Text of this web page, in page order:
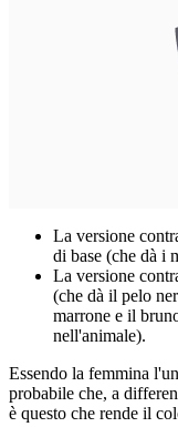
La versione
di base (che dà i
La versione
(che dà il pelo
marrone e il
nell'animale).
Essendo la femmina
probabile che, a
è questo che rende il